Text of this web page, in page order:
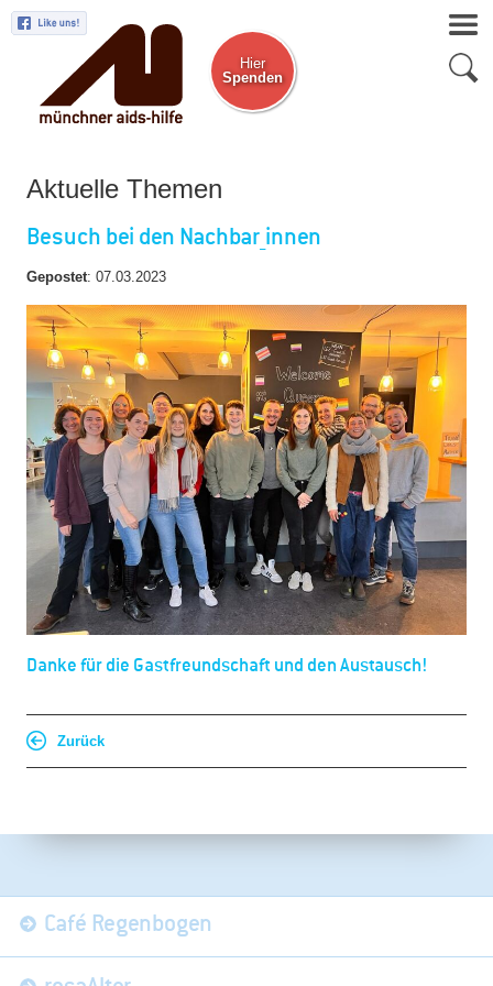
Hier
Spenden
Aktuelle Themen
Besuch bei den Nachbar_innen
Gepostet: 07.03.2023
Danke für die Gastfreundschaft und den Austausch!
Zurück
überspringenCafé Regenbogen